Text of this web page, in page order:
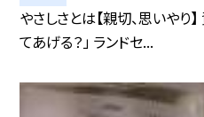
やさしさとは【親切、思いやり
てあげる？」 ランドセ...